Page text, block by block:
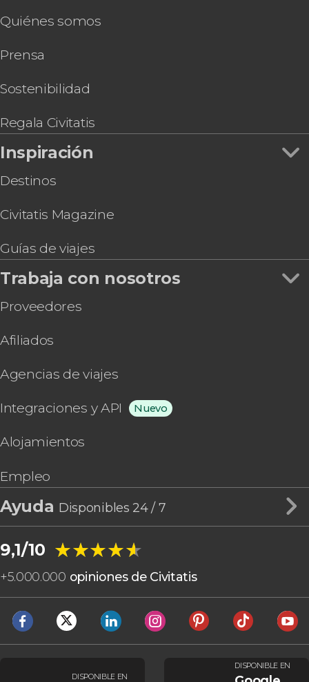
Quiénes somos
Prensa
Sostenibilidad
Regala Civitatis
Inspiración
Destinos
Civitatis Magazine
Guías de viajes
Trabaja con nosotros
Proveedores
Afiliados
Agencias de viajes
Integraciones y API Nuevo
Alojamientos
Empleo
Ayuda Disponibles 24 / 7
9,1/10 ★★★★★
★★★★★
+5.000.000 opiniones de Civitatis
DISPONIBLE EN
DISPONIBLE EN